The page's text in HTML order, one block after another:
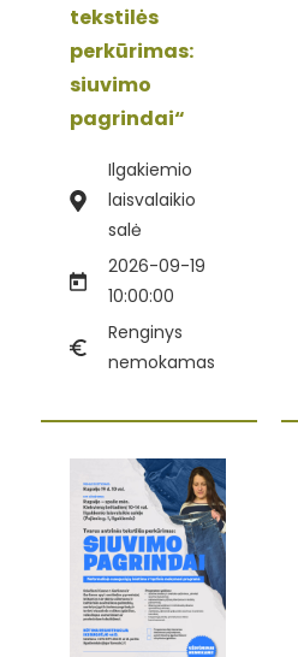
tekstilės
perkūrimas:
siuvimo
pagrindai“
Ilgakiemio
laisvalaikio
salė
2026-09-19
10:00:00
Renginys
nemokamas